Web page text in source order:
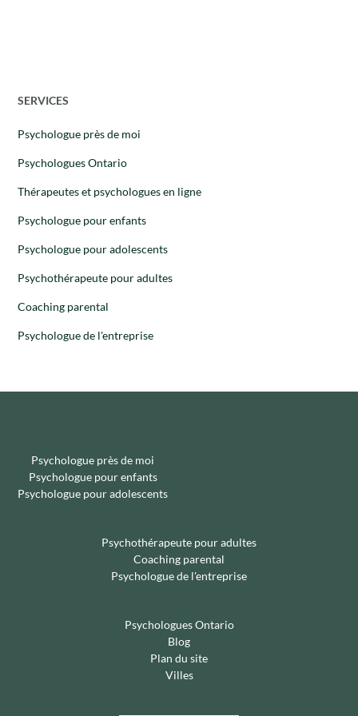
SERVICES
Psychologue près de moi
Psychologues Ontario
Thérapeutes et psychologues en ligne
Psychologue pour enfants
Psychologue pour adolescents
Psychothérapeute pour adultes
Coaching parental
Psychologue de l'entreprise
Psychologue près de moi
Psychologue pour enfants
Psychologue pour adolescents
Psychothérapeute pour adultes
Coaching parental
Psychologue de l'entreprise
Psychologues Ontario
Blog
Plan du site
Villes